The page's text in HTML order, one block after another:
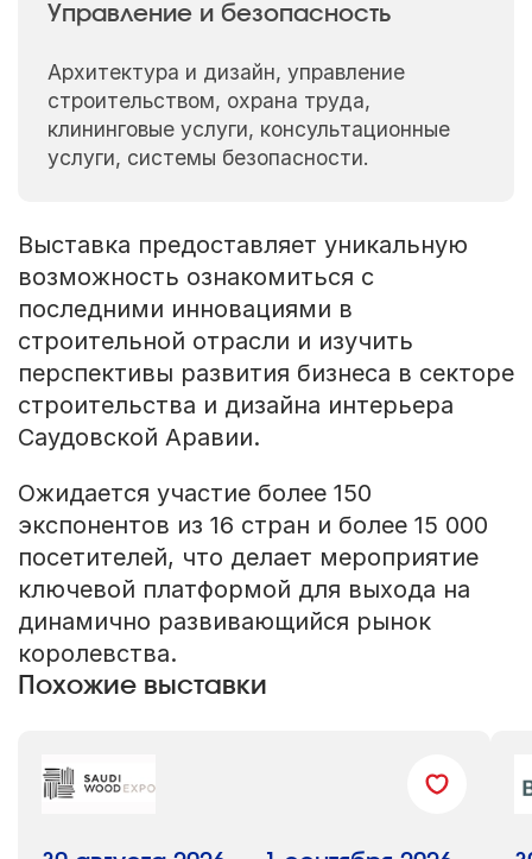
Управление и безопасность
Архитектура и дизайн, управление
строительством, охрана труда,
клининговые услуги, консультационные
услуги, системы безопасности.
Выставка предоставляет уникальную
возможность ознакомиться с
последними инновациями в
строительной отрасли и изучить
перспективы развития бизнеса в секторе
строительства и дизайна интерьера
Саудовской Аравии.
Ожидается участие более 150
экспонентов из 16 стран и более 15 000
посетителей, что делает мероприятие
ключевой платформой для выхода на
динамично развивающийся рынок
королевства.
Похожие выставки